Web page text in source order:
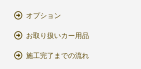
オプション
お取り扱いカー用品
施工完了までの流れ